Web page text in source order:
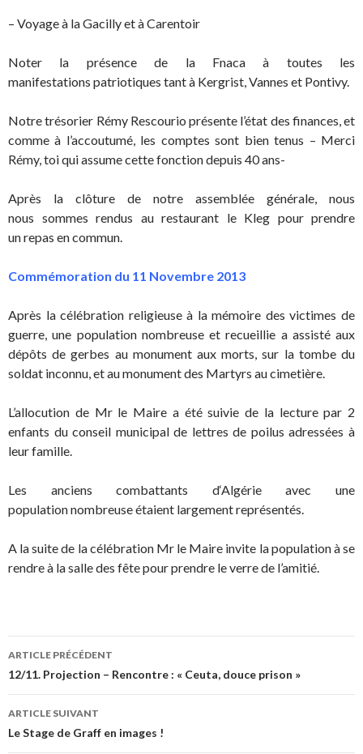
– Voyage à la Gacilly et à Carentoir
Noter la présence de la Fnaca à toutes les
manifestations patriotiques tant à Kergrist, Vannes et Pontivy.
Notre trésorier Rémy Rescourio présente l’état des finances, et
comme à l’accoutumé, les comptes sont bien tenus – Merci
Rémy, toi qui assume cette fonction depuis 40 ans-
Après la clôture de notre assemblée générale, nous
nous sommes rendus au restaurant le Kleg pour prendre
un repas en commun.
Commémoration du 11 Novembre 2013
Après la célébration religieuse à la mémoire des victimes de
guerre, une population nombreuse et recueillie a assisté aux
dépôts de gerbes au monument aux morts, sur la tombe du
soldat inconnu, et au monument des Martyrs au cimetière.
L’allocution de Mr le Maire a été suivie de la lecture par 2
enfants du conseil municipal de lettres de poilus adressées à
leur famille.
Les anciens combattants d‘Algérie avec une
population nombreuse étaient largement représentés.
A la suite de la célébration Mr le Maire invite la population à se
rendre à la salle des fête pour prendre le verre de l’amitié.
Navigation
des
articles
ARTICLE PRÉCÉDENT
12/11. Projection – Rencontre : « Ceuta, douce prison »
ARTICLE SUIVANT
Le Stage de Graff en images !